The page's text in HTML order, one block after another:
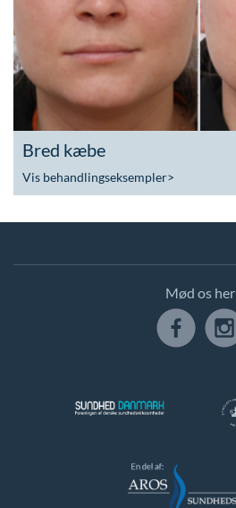
Bred kæbe
Vis behandlingseksempler>
Mød os her